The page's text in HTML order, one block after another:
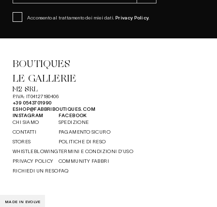
Acconsento al trattamento dei miei dati.Privacy Policy
BOUTIQUES
LE GALLERIE
M2 SRL
P.IVA: IT04127180406
+39 0543701990
ESHOP@FABBRIBOUTIQUES.COM
INSTAGRAM
FACEBOOK
CHI SIAMO
CONTATTI
STORES
WHISTLEBLOWING
PRIVACY POLICY
RICHIEDI UN RESO
SPEDIZIONE
PAGAMENTO SICURO
POLITICHE DI RESO
TERMINI E CONDIZIONI D’USO
COMMUNITY FABBRI
FAQ
MADE IN EVOLVE